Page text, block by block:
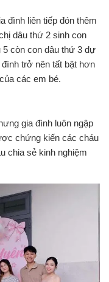
đình liên tiếp đón thêm
dâu thứ 2 sinh con
5 còn con dâu thứ 3 dự
trở nên tất bật hơn
các em bé.
gia đình luôn ngập
chứng kiến các cháu
chia sẻ kinh nghiệm